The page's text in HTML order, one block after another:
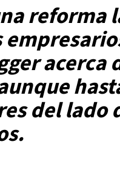
reforma
acerca
del lado